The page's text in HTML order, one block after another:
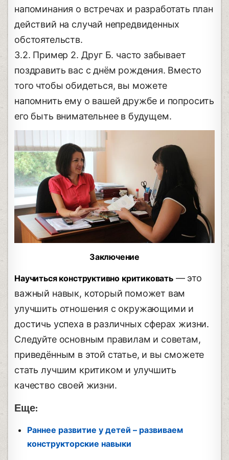
напоминания о встречах и разработать план
действий на случай непредвиденных
обстоятельств.
3.2. Пример 2. Друг Б. часто забывает
поздравить вас с днём рождения. Вместо
того чтобы обидеться, вы можете
напомнить ему о вашей дружбе и попросить
его быть внимательнее в будущем.
Заключение
Научиться конструктивно критиковать— это
важный навык, который поможет вам
улучшить отношения с окружающими и
достичь успеха в различных сферах жизни.
Следуйте основным правилам и советам,
приведённым в этой статье, и вы сможете
стать лучшим критиком и улучшить
качество своей жизни.
Еще:
Раннее развитие у детей – развиваем
конструкторские навыки